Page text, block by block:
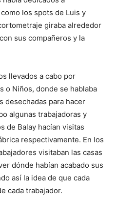
los spots de Luis y
giraba alrededor
sus compañeros y la
llevados a cabo por
o Niños, donde se hablaba
desechadas para hacer
algunas trabajadoras y
de Balay hacían visitas
respectivamente. En los
visitaban las casas
dónde habían acabado sus
así la idea de que cada
cada trabajador.